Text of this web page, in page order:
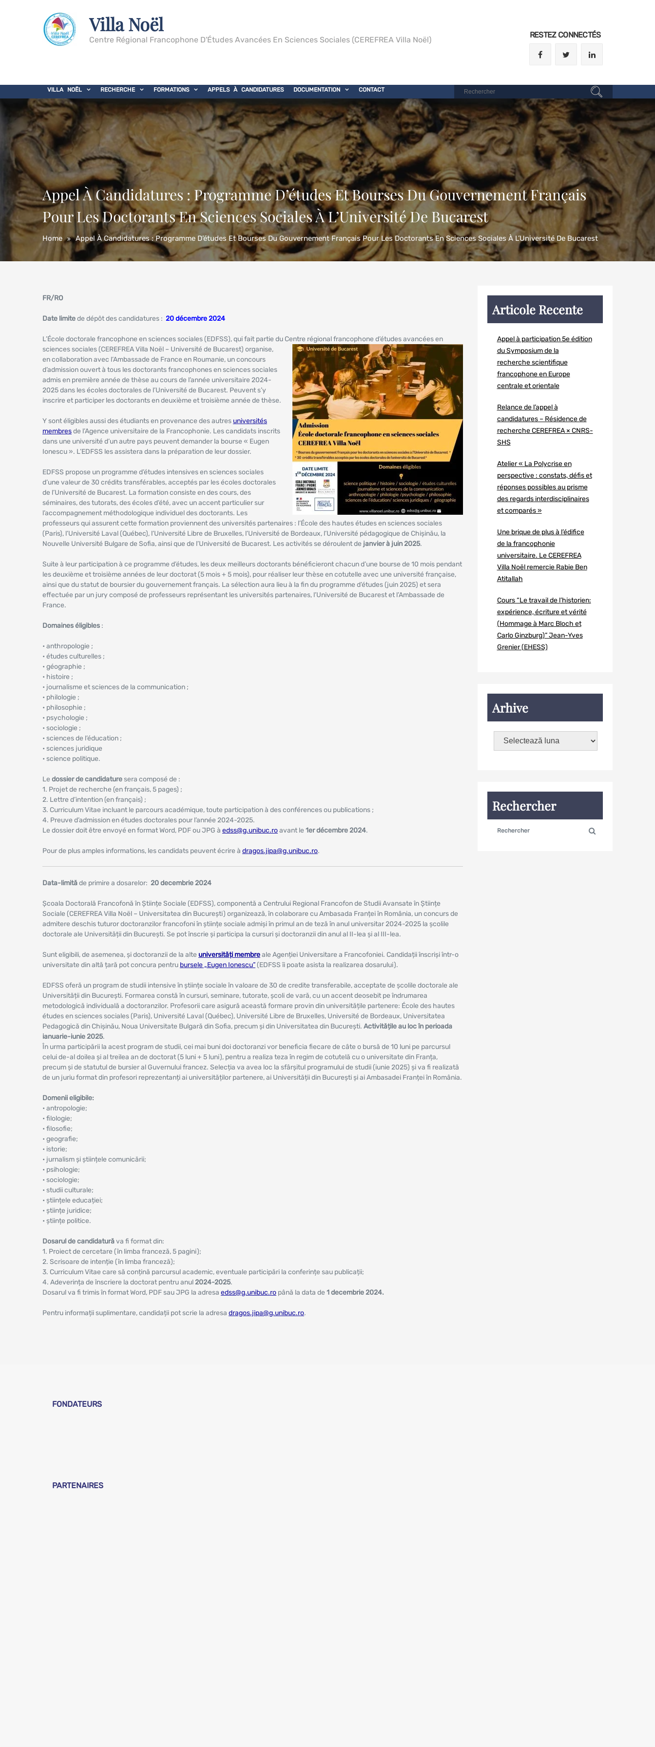
Villa Noël
Centre Régional Francophone D'Études Avancées En Sciences Sociales (CEREFREA Villa Noël) RESTEZ CONNECTÉS
VILLA NOËL RECHERCHE FORMATIONS APPELS À CANDIDATURES DOCUMENTATION CONTACT
Appel À Candidatures : Programme D’études Et Bourses Du Gouvernement Français
Pour Les Doctorants En Sciences Sociales À L’Université De Bucarest
Home Appel À Candidatures : Programme D’études Et Bourses Du Gouvernement Français Pour Les Doctorants En Sciences Sociales À L’Université De Bucarest
FR/RO
Date limitede dépôt des candidatures : 20 décembre 2024
L’École doctorale francophone en sciences sociales (EDFSS), qui fait partie du Centre régionalfrancophone d’études avancées en
sciences sociales (CEREFREA Villa Noël – Université de Bucarest) organise,
en collaboration avec l’Ambassade de France en Roumanie, un concours
d’admission ouvert à tous les doctorants francophones en sciences sociales
admis en première année de thèse au cours de l’année universitaire 2024-
2025 dans les écoles doctorales de l’Université de Bucarest. Peuvent s’y
inscrire et participer les doctorants en deuxième et troisième année de thèse.
Y sont éligibles aussi des étudiants en provenance des autres universités
membresde l’Agence universitaire de la Francophonie. Les candidats inscrits
dans une université d’un autre pays peuvent demander la bourse « Eugen
Ionescu ». L’EDFSS les assistera dans la préparation de leur dossier.
EDFSS propose un programme d’études intensives en sciences sociales
d’une valeur de 30 crédits transférables, acceptés par les écoles doctorales
de l’Université de Bucarest. La formation consiste en des cours, des
séminaires, des tutorats, des écoles d’été, avec un accent particulier sur
l’accompagnement méthodologique individuel des doctorants. Les
professeurs qui assurent cette formation proviennent des universités partenaires : l’École des hautes études en sciences sociales
(Paris), l’Université Laval (Québec), l’Université Libre de Bruxelles, l’Université de Bordeaux, l’Université pédagogique de Chișinău, la
Nouvelle Université Bulgare de Sofia, ainsi que de l’Université de Bucarest. Les activités se déroulent de janvier à juin 2025.
Suite à leur participation à ce programme d’études, les deux meilleurs doctorants bénéficieront chacun d’une bourse de 10 mois pendant
les deuxième et troisième années de leur doctorat (5 mois + 5 mois), pour réaliser leur thèse en cotutelle avec une université française,
ainsi que du statut de boursier du gouvernement français. La sélection aura lieu à la fin du programme d’études (juin 2025) et sera
effectuée par un jury composé de professeurs représentant les universités partenaires, l’Université de Bucarest et l’Ambassade de
France.
Domaines éligibles :
• anthropologie ;
• études culturelles ;
• géographie ;
• histoire ;
• journalisme et sciences de la communication ;
• philologie ;
• philosophie ;
• psychologie ;
• sociologie ;
• sciences de l’éducation ;
• sciences juridique
• science politique.
Le dossier de candidaturesera composé de :
1. Projet de recherche (en français, 5 pages) ;
2. Lettre d’intention (en français) ;
3. Curriculum Vitae incluant le parcours académique, toute participation à des conférences ou publications ;
4. Preuve d’admission en études doctorales pour l’année 2024-2025.
Le dossier doit être envoyé en format Word, PDF ou JPG à edss@g.unibuc.roavant le 1er décembre 2024.
Pour de plus amples informations, les candidats peuvent écrire à dragos.jipa@g.unibuc.ro.
Data-limităde primire a dosarelor: 20 decembrie 2024
Școala Doctorală Francofonă în Științe Sociale (EDFSS), componentă a Centrului Regional Francofon de Studii Avansate în Științe
Sociale (CEREFREA Villa Noël – Universitatea din București) organizează, în colaborare cu Ambasada Franței în România, un concurs de
admitere deschis tuturor doctoranzilor francofoni în științe sociale admiși în primul an de teză în anul universitar 2024-2025 la școlile
doctorale ale Universității din București. Se pot înscrie și participa la cursuri și doctoranzii din anul al II-lea și al III-lea.
Sunt eligibili, de asemenea, și doctoranzii de la alte universități membreale Agenției Universitare a Francofoniei. Candidații înscriși într-o
universitate din altă țară pot concura pentru bursele „Eugen Ionescu”(EDFSS îi poate asista la realizarea dosarului).
EDFSS oferă un program de studii intensive în științe sociale în valoare de 30 de credite transferabile, acceptate de școlile doctorale ale
Universității din București. Formarea constă în cursuri, seminare, tutorate, școli de vară, cu un accent deosebit pe îndrumarea
metodologică individuală a doctoranzilor. Profesorii care asigură această formare provin din universitățile partenere: École des hautes
études en sciences sociales (Paris), Université Laval (Québec), Université Libre de Bruxelles, Université de Bordeaux, Universitatea
Pedagogică din Chișinău, Noua Universitate Bulgară din Sofia, precum și din Universitatea din București. Activitățile au loc în perioada
ianuarie-iunie 2025.
În urma participării la acest program de studii, cei mai buni doi doctoranzi vor beneficia fiecare de câte o bursă de 10 luni pe parcursul
celui de-al doilea și al treilea an de doctorat (5 luni + 5 luni), pentru a realiza teza în regim de cotutelă cu o universitate din Franța,
precum și de statutul de bursier al Guvernului francez. Selecția va avea loc la sfârșitul programului de studii (iunie 2025) și va fi realizată
de un juriu format din profesori reprezentanți ai universităților partenere, ai Universității din București și ai Ambasadei Franței în România.
Domenii eligibile:
• antropologie;
• filologie;
• filosofie;
• geografie;
• istorie;
• jurnalism și științele comunicării;
• psihologie;
• sociologie;
• studii culturale;
• științele educației;
• științe juridice;
• științe politice.
Dosarul de candidaturăva fi format din:
1. Proiect de cercetare (în limba franceză, 5 pagini);
2. Scrisoare de intenție (în limba franceză);
3. Curriculum Vitae care să conțină parcursul academic, eventuale participări la conferințe sau publicații;
4. Adeverința de înscriere la doctorat pentru anul2024-2025.
Dosarul va fi trimis în format Word, PDF sau JPG la adresa edss@g.unibuc.ro până la data de 1 decembrie 2024.
Pentru informații suplimentare, candidații pot scrie la adresa dragos.jipa@g.unibuc.ro.
Articole Recente
Appel à participation 5e édition
du Symposium de la
recherche scientifique
francophone en Europe
centrale et orientale
Relance de l’appel à
candidatures – Résidence de
recherche CEREFREA × CNRS-
SHS
Atelier « La Polycrise en
perspective : constats, défis et
réponses possibles au prisme
des regards interdisciplinaires
et comparés »
Une brique de plus à l’édifice
de la francophonie
universitaire. Le CEREFREA
Villa Noël remercie Rabie Ben
Atitallah
Cours “Le travail de l’historien:
expérience, écriture et vérité
(Hommage à Marc Bloch et
Carlo Ginzburg)” Jean-Yves
Grenier (EHESS)
Arhive
Rechercher
FONDATEURS
PARTENAIRES